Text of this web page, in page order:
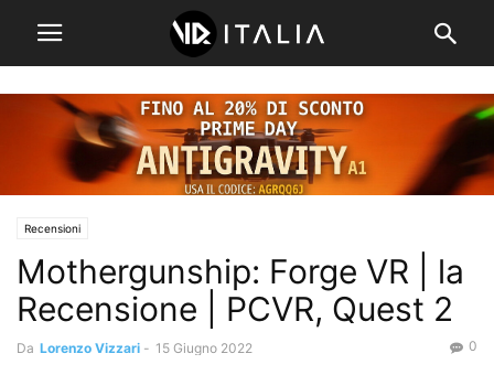
Recensioni
Mothergunship: Forge VR | la
Recensione | PCVR, Quest 2
Da Lorenzo Vizzari - 15 Giugno 2022 0